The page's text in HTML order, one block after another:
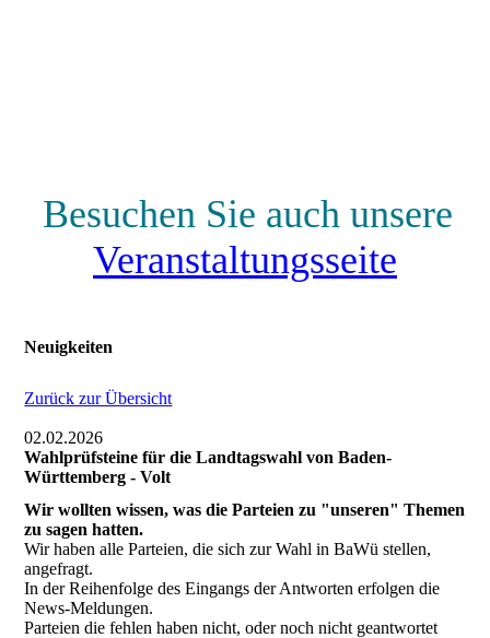
Besuchen Sie auch unsere
Veranstaltungsseite
Neuigkeiten
Zurück zur Übersicht
02.02.2026
Wahlprüfsteine für die Landtagswahl von Baden-
Württemberg - Volt
Wir wollten wissen, was die Parteien zu "unseren" Themen
zu sagen hatten.
Wir haben alle Parteien, die sich zur Wahl in BaWü stellen,
angefragt.
In der Reihenfolge des Eingangs der Antworten erfolgen die
News-Meldungen.
Parteien die fehlen haben nicht, oder noch nicht geantwortet